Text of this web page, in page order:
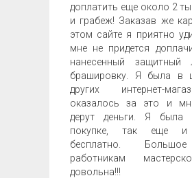
доплатить еще около 2
и грабеж! Заказав же
этом сайте я приятно
мне не придется
нанесенный
брашировку. Я была в
других интернет-
оказалось за это и
дерут деньги. Я была
покупке, так еще и
бесплатно.
работникам
довольна!!!